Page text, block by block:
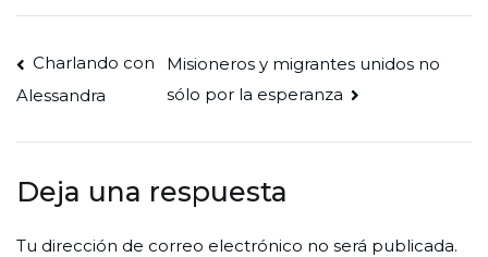
Navegación
de
Charlando con
Alessandra
Misioneros y migrantes unidos no
sólo por la esperanza
Deja una respuesta
Tu dirección de correo electrónico no será publicada.